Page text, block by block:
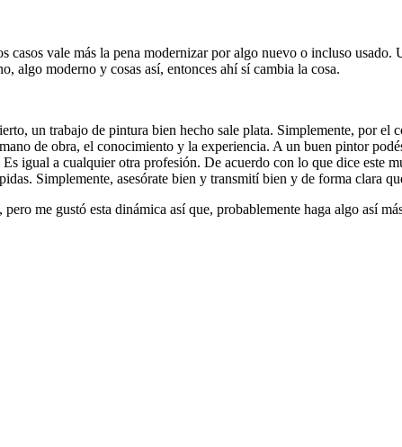
vale más la pena modernizar por algo nuevo o incluso usado.
algo moderno y cosas así, entonces ahí sí cambia la cosa.
un trabajo de pintura bien hecho sale plata. Simplemente, por el
de obra, el conocimiento y la experiencia. A un buen pintor
igual a cualquier otra profesión. De acuerdo con lo que dice este
Simplemente, asesórate bien y transmití bien y de forma clara
me gustó esta dinámica así que, probablemente haga algo así